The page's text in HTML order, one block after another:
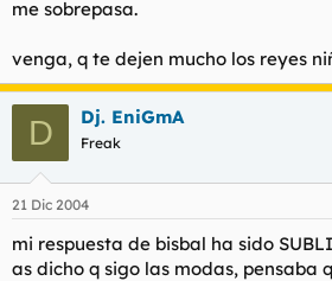
me sobrepasa.
venga, q te dejen mucho los reyes
D Dj. EniGmA
Freak
21 Dic 2004
mi respuesta de bisbal ha sido
as dicho q sigo las modas, pensaba